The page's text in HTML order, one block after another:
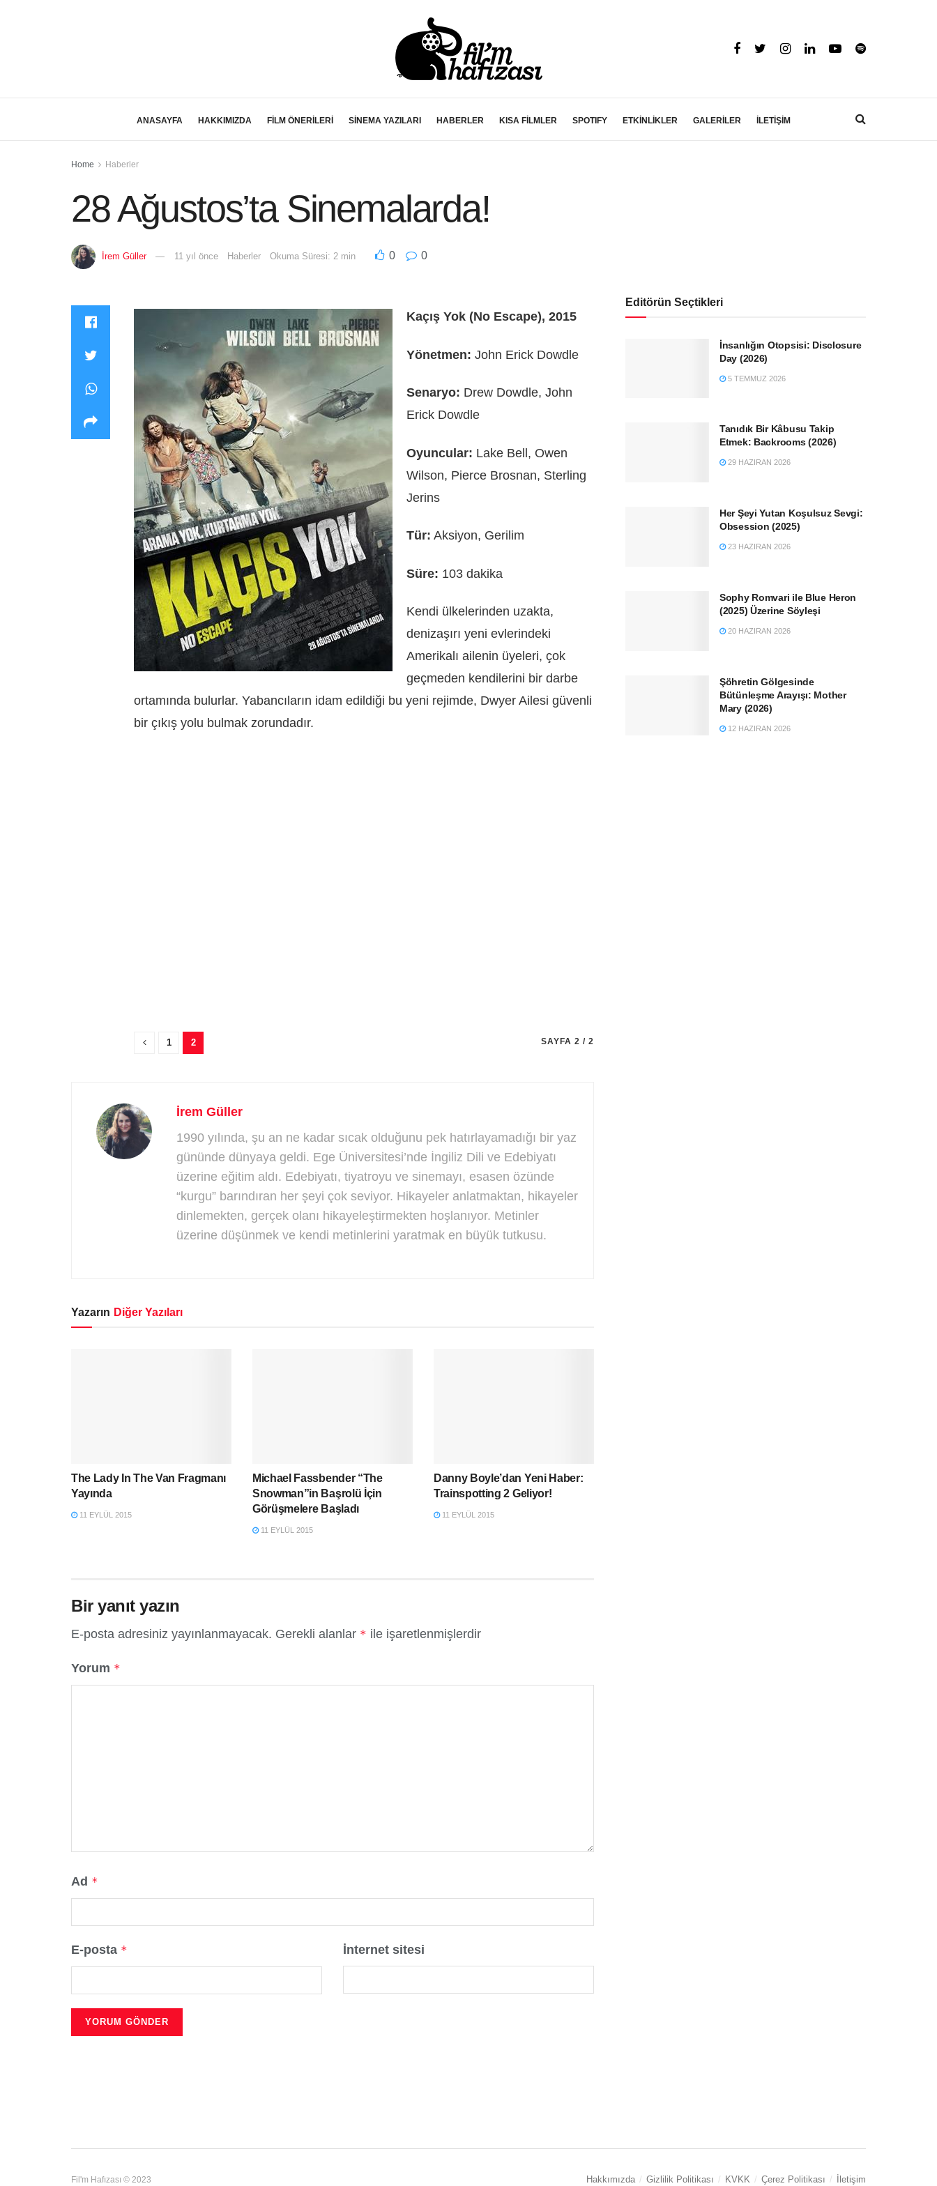
ANASAYFA HAKKIMIZDA FİLM ÖNERİLERİ SİNEMA YAZILARI HABERLER KISA FİLMLER SPOTIFY ETKİNLİKLER GALERİLER İLETİŞİM
Home Haberler
28 Ağustos’ta Sinemalarda!
İrem Güller 11 yıl önce Haberler Okuma Süresi: 2 min 0 0
Kaçış Yok (No Escape), 2015
Yönetmen: John Erick Dowdle
Senaryo: Drew Dowdle, John
Erick Dowdle
Oyuncular: Lake Bell, Owen
Wilson, Pierce Brosnan, Sterling
Jerins
Tür: Aksiyon, Gerilim
Süre: 103 dakika
Kendi ülkelerinden uzakta,
denizaşırı yeni evlerindeki
Amerikalı ailenin üyeleri, çok
geçmeden kendilerini bir darbe
ortamında bulurlar. Yabancıların idam edildiği bu yeni rejimde, Dwyer Ailesi güvenli
bir çıkış yolu bulmak zorundadır.
SAYFA 2 / 2
1 2
İrem Güller
1990 yılında, şu an ne kadar sıcak olduğunu pek hatırlayamadığı bir yaz
gününde dünyaya geldi. Ege Üniversitesi’nde İngiliz Dili ve Edebiyatı
üzerine eğitim aldı. Edebiyatı, tiyatroyu ve sinemayı, esasen özünde
“kurgu” barındıran her şeyi çok seviyor. Hikayeler anlatmaktan, hikayeler
dinlemekten, gerçek olanı hikayeleştirmekten hoşlanıyor. Metinler
üzerine düşünmek ve kendi metinlerini yaratmak en büyük tutkusu.
Yazarın Diğer Yazıları
The Lady In The Van Fragmanı
Yayında
11 EYLÜL 2015
Michael Fassbender “The
Snowman”in Başrolü İçin
Görüşmelere Başladı
11 EYLÜL 2015
Danny Boyle’dan Yeni Haber:
Trainspotting 2 Geliyor!
11 EYLÜL 2015
Bir yanıt yazın
E-posta adresiniz yayınlanmayacak. Gerekli alanlar * ile işaretlenmişlerdir
Yorum *
Ad *
E-posta * İnternet sitesi
Editörün Seçtikleri
İnsanlığın Otopsisi: Disclosure
Day (2026)
5 TEMMUZ 2026
Tanıdık Bir Kâbusu Takip
Etmek: Backrooms (2026)
29 HAZIRAN 2026
Her Şeyi Yutan Koşulsuz Sevgi:
Obsession (2025)
23 HAZIRAN 2026
Sophy Romvari ile Blue Heron
(2025) Üzerine Söyleşi
20 HAZIRAN 2026
Şöhretin Gölgesinde
Bütünleşme Arayışı: Mother
Mary (2026)
12 HAZIRAN 2026
Hakkımızda Gizlilik Politikası KVKK Çerez Politikası İletişim
Fil'm Hafızası © 2023